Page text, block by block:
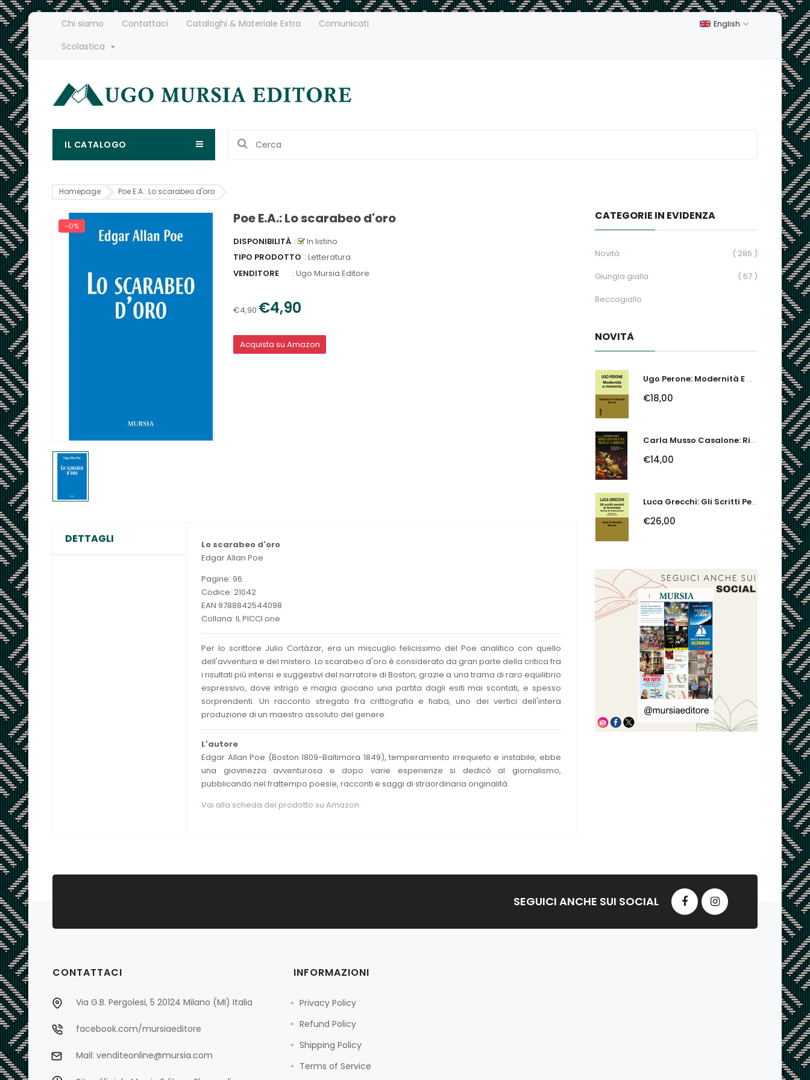
Chi siamo Contattaci Cataloghi & Materiale Extra
Comunicati
Scolastica
English
IL CATALOGO
Homepage Poe E.A.: Lo scarabeo d'oro
-0% Poe E.A.: Lo scarabeo d'oro
DISPONIBILITÀ :
In listino
TIPO PRODOTTO : Letteratura
VENDITORE
: Ugo Mursia Editore
€4,90 €4,90
Acquista su Amazon
DETTAGLI
Lo scarabeo d'oro
Edgar Allan Poe
Pagine: 96
Codice: 21042
EAN 9788842544098
Collana: IL PICCI one
Per lo scrittore Julio Cortázar, era un miscuglio felicissimo del Poe analitico con quello
dell'avventura e del mistero. Lo scarabeo d'oro è considerato da gran parte della critica fra
i risultati più intensi e suggestivi del narratore di Boston, grazie a una trama di raro equilibrio
espressivo, dove intrigo e magia giocano una partita dagli esiti mai scontati, e spesso
sorprendenti. Un racconto stregato fra crittografia e fiaba, uno dei vertici dell'intera
produzione di un maestro assoluto del genere.
L'autore
Edgar Allan Poe (Boston 1809-Baltimora 1849), temperamento irrequieto e instabile, ebbe
una giovinezza avventurosa e dopo varie esperienze si dedicò al giornalismo,
pubblicando nel frattempo poesie, racconti e saggi di straordinaria originalità.
Vai alla scheda del prodotto su Amazon
CATEGORIE IN EVIDENZA
Novità
( 286 )
Giungla gialla
( 57 )
Beccogiallo
NOVITÀ
Ugo Perone: Modernità E Memoria
€18,00
Carla Musso Casalone: Ritratto Di Una Monaca Ribelle. Brigida Franzone,...
€14,00
Luca Grecchi: Gli Scritti Perduti Di Aristotele. Ipotesi Di Ricostruzione
€26,00
SEGUICI ANCHE SUI SOCIAL
CONTATTACI
Via G.B. Pergolesi, 5 20124 Milano (MI) Italia
facebook.com/mursiaeditore
Mail: venditeonline@mursia.com
INFORMAZIONI
Privacy Policy
Refund Policy
Shipping Policy
Terms of Service